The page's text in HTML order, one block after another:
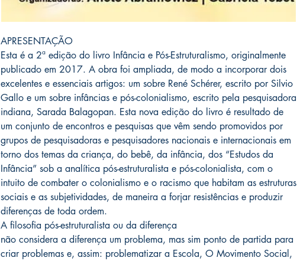
APRESENTAÇÃO
Esta é a 2ª edição do livro Infância e Pós-Estruturalismo, originalmente
publicado em 2017. A obra foi ampliada, de modo a incorporar dois
excelentes e essenciais artigos: um sobre René Schérer, escrito por Silvio
Gallo e um sobre infâncias e pós-colonialismo, escrito pela pesquisadora
indiana, Sarada Balagopan. Esta nova edição do livro é resultado de
um conjunto de encontros e pesquisas que vêm sendo promovidos por
grupos de pesquisadoras e pesquisadores nacionais e internacionais em
torno dos temas da criança, do bebê, da infância, dos “Estudos da
Infância” sob a analítica pós-estruturalista e pós-colonialista, com o
intuito de combater o colonialismo e o racismo que habitam as estruturas
sociais e as subjetividades, de maneira a forjar resistências e produzir
diferenças de toda ordem.
A filosofia pós-estruturalista ou da diferença
não considera a diferença um problema, mas sim ponto de partida para
criar problemas e, assim: problematizar a Escola, O Movimento Social,